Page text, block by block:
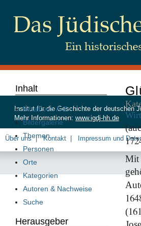
Mit
(
Inhalt
Inhalt von A-Z
Bildergalerie
Themen
Personen
Orte
Kategorien
Autoren & Nachweise
Suche
Herausgeber
Institut für die Geschichte der deutschen
Mehr Informationen: www.igdj-hh.de
Über uns Kontakt Impressum und